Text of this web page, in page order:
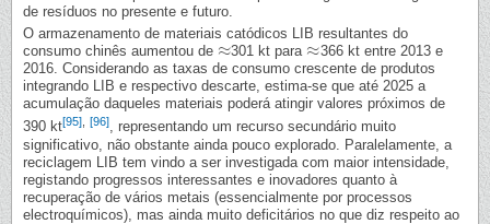
de resíduos no presente e futuro.
O armazenamento de materiais catódicos LIB resultantes do
consumo chinês aumentou de ≈
≈ 301 kt para ≈
≈ 366 kt entre 2013 e
2016. Considerando as taxas de consumo crescente de produtos
integrando LIB e respectivo descarte, estima-se que até 2025 a
acumulação daqueles materiais poderá atingir valores próximos de
390 kt[95], [96], representando um recurso secundário muito
significativo, não obstante ainda pouco explorado. Paralelamente, a
reciclagem LIB tem vindo a ser investigada com maior intensidade,
registando progressos interessantes e inovadores quanto à
recuperação de vários metais (essencialmente por processos
electroquímicos), mas ainda muito deficitários no que diz respeito ao